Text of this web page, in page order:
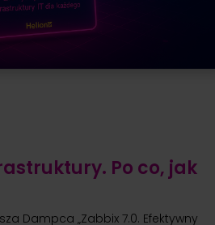
Po co, jak
Dampca „Zabbix 7.0. Efektywny